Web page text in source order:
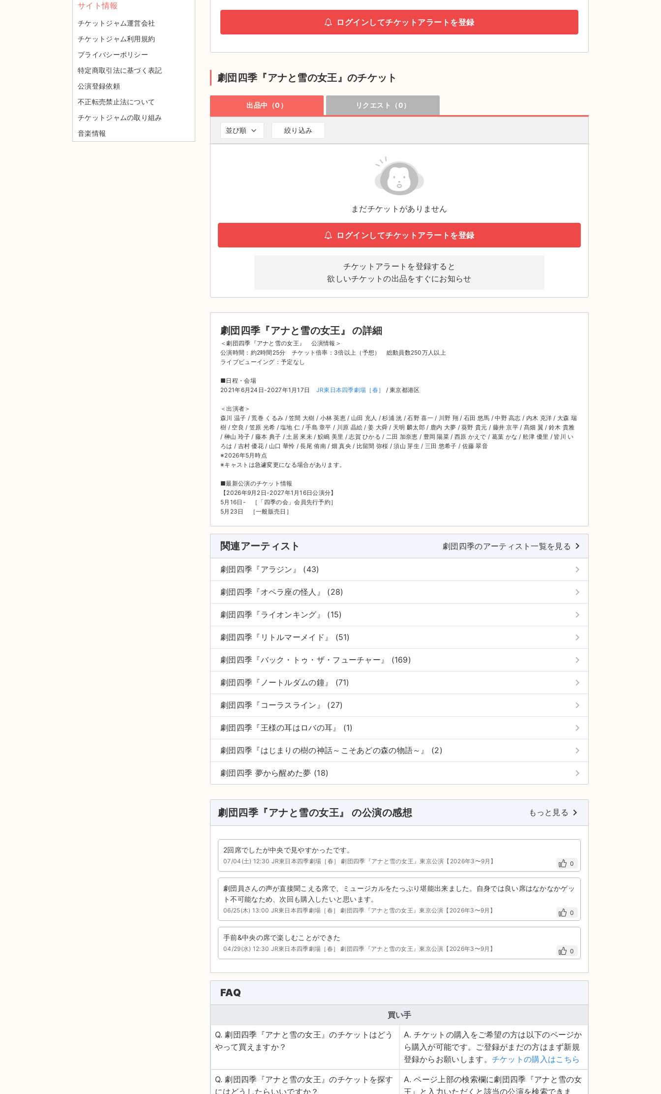
ログインしてチケットアラートを登録
劇団四季『アナと雪の女王』のチケット
出品中（0） リクエスト（0）
並び順 絞り込み
まだチケットがありません
ログインしてチケットアラートを登録
チケットアラートを登録すると
欲しいチケットの出品をすぐにお知らせ
劇団四季『アナと雪の女王』 の詳細
＜劇団四季『アナと雪の女王』 公演情報＞
公演時間：約2時間25分 チケット倍率：3倍以上（予想） 総動員数250万人以上
ライブビューイング：予定なし
■日程・会場
2021年6月24日-2027年1月17日 JR東日本四季劇場［春］ / 東京都港区
＜出演者＞
森川 温子 / 荒巻 くるみ / 笠間 大樹 / 小林 英恵 / 山田 充人 / 杉浦 洸 / 石野 喜一 / 川野 翔 / 石田 悠馬 / 中野 高志 / 内木 克洋 / 大森 瑞
樹 / 空良 / 笠原 光希 / 塩地 仁 / 手島 章平 / 川原 晶絵 / 姜 大舜 / 天明 麟太郎 / 鹿内 大夢 / 葵野 貴元 / 藤井 京平 / 髙畑 翼 / 鈴木 貴雅
/ 榊山 玲子 / 藤本 典子 / 土居 來未 / 鮫嶋 美里 / 志賀 ひかる / 二田 加奈恵 / 豊岡 陽菜 / 西原 かえで / 葛葉 かな / 舩津 優里 / 皆川 い
ろは / 吉村 優花 / 山口 華怜 / 長尾 侑南 / 畑 真央 / 比留間 弥桜 / 須山 芽生 / 三田 悠希子 / 佐藤 翠音
※2026年5月時点
※キャストは急遽変更になる場合があります。
■最新公演のチケット情報
【2026年9月2日-2027年1月16日公演分】
5月16日- ［「四季の会」会員先行予約］
5月23日 ［一般販売日］
関連アーティスト 劇団四季のアーティスト一覧を見る keyboard_arrow_right
劇団四季『アラジン』 (43) keyboard_arrow_right
劇団四季『オペラ座の怪人』 (28) keyboard_arrow_right
劇団四季『ライオンキング』 (15) keyboard_arrow_right
劇団四季『リトルマーメイド』 (51) keyboard_arrow_right
劇団四季『バック・トゥ・ザ・フューチャー』 (169) keyboard_arrow_right
劇団四季『ノートルダムの鐘』 (71) keyboard_arrow_right
劇団四季『コーラスライン』 (27) keyboard_arrow_right
劇団四季『王様の耳はロバの耳』 (1) keyboard_arrow_right
劇団四季『はじまりの樹の神話～こそあどの森の物語～』 (2) keyboard_arrow_right
劇団四季 夢から醒めた夢 (18) keyboard_arrow_right
劇団四季『アナと雪の女王』 の公演の感想 もっと見る keyboard_arrow_right
2回席でしたが中央で見やすかったです。
07/04(土) 12:30 JR東日本四季劇場［春］ 劇団四季『アナと雪の女王』東京公演【2026年3〜9月】 0
劇団員さんの声が直接聞こえる席で、ミュージカルをたっぷり堪能出来ました。自身では良い席はなかなかゲッ
ト不可能なため、次回も購入したいと思います。
06/25(木) 13:00 JR東日本四季劇場［春］ 劇団四季『アナと雪の女王』東京公演【2026年3〜9月】 0
手前&中央の席で楽しむことができた
04/29(水) 12:30 JR東日本四季劇場［春］ 劇団四季『アナと雪の女王』東京公演【2026年3〜9月】 0
FAQ
買い手
Q. 劇団四季『アナと雪の女王』のチケットはどう
やって買えますか？
A. チケットの購入をご希望の方は以下のページか
ら購入が可能です。ご登録がまだの方はまず新規
登録からお願いします。 チケットの購入はこちら
Q. 劇団四季『アナと雪の女王』のチケットを探す
にはどうしたらいいですか？
A. ページ上部の検索欄に劇団四季『アナと雪の女
王』と入力いただくと該当の公演を検索できま
サイト情報
チケットジャム運営会社
チケットジャム利用規約
プライバシーポリシー
特定商取引法に基づく表記
公演登録依頼
不正転売禁止法について
チケットジャムの取り組み
音楽情報